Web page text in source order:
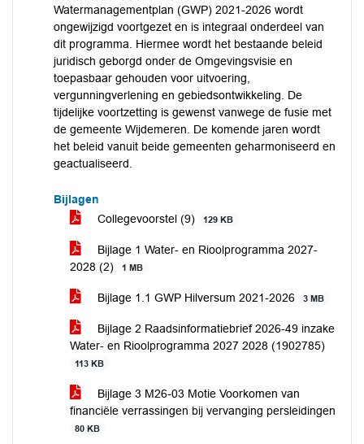
Watermanagementplan (GWP) 2021-2026 wordt
ongewijzigd voortgezet en is integraal onderdeel van
dit programma. Hiermee wordt het bestaande beleid
juridisch geborgd onder de Omgevingsvisie en
toepasbaar gehouden voor uitvoering,
vergunningverlening en gebiedsontwikkeling. De
tijdelijke voortzetting is gewenst vanwege de fusie met
de gemeente Wijdemeren. De komende jaren wordt
het beleid vanuit beide gemeenten geharmoniseerd en
geactualiseerd.
Bijlagen
Collegevoorstel (9)
129 KB
Bijlage 1 Water- en Rioolprogramma 2027-
2028 (2)
1 MB
Bijlage 1.1 GWP Hilversum 2021-2026 3 MB
Bijlage 2 Raadsinformatiebrief 2026-49 inzake
Water- en Rioolprogramma 2027 2028 (1902785)
113 KB
Bijlage 3 M26-03 Motie Voorkomen van
financiële verrassingen bij vervanging persleidingen
80 KB